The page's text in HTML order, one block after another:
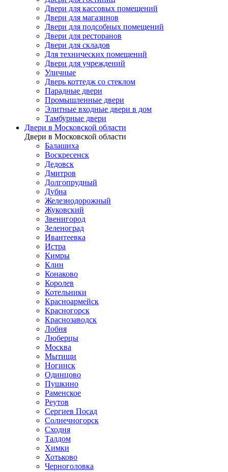
Двери для кассовых помещений
Двери для магазинов
Двери для подсобных помещений
Двери для ресторанов
Двери для складов
Для технических помещений
Двери для учреждений
Уличные
Дверь коттедж со стеклом
Парадные двери
Промышленные двери
Элитные входные двери в дом
Тамбурные двери
Двери в Московской области
Двери в Московской области
Балашиха
Воскресенск
Дедовск
Дмитров
Долгопрудный
Дубна
Железнодорожный
Жуковский
Звенигород
Зеленоград
Ивантеевка
Истра
Кимры
Клин
Конаково
Королев
Котельники
Красноармейск
Красногорск
Краснозаводск
Лобня
Люберцы
Москва
Мытищи
Ногинск
Одинцово
Пушкино
Раменское
Реутов
Сергиев Посад
Солнечногорск
Сходня
Талдом
Химки
Хотьково
Черноголовка